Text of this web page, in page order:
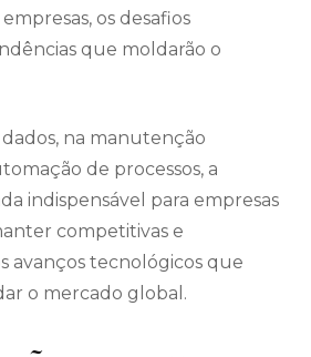
os desafios
que moldarão o
na manutenção
de processos, a
indispensável para empresas
competitivas e
avanços tecnológicos que
o mercado global.